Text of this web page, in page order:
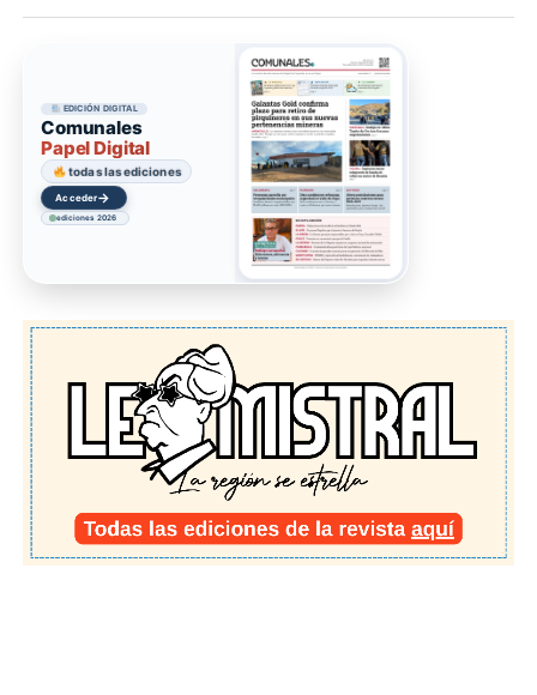
EDICIÓN DIGITAL
Comunales
Papel Digital
todas las ediciones
Acceder→
ediciones 2026